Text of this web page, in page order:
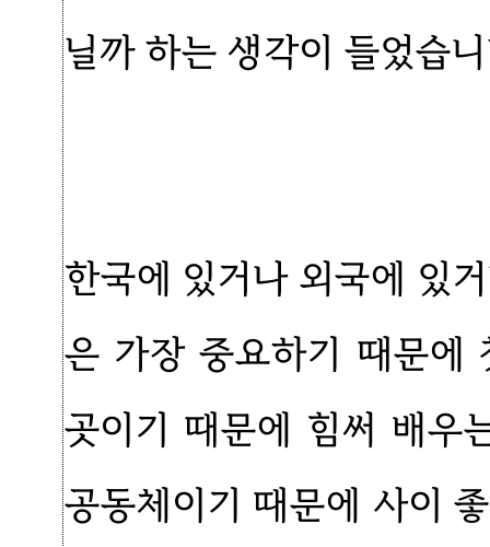
닐까 하는 생각이 들었습
한국에 있거나 외국에 있
은 가장 중요하기 때문에
곳이기 때문에 힘써 배우
공동체이기 때문에 사이